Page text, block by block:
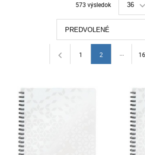
573 výsledok 36
PREDVOLENÉ
1 2 16